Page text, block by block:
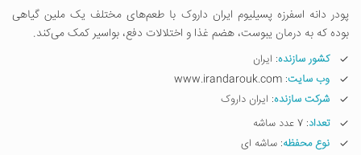
پودر دانه اسفرزه پسیلیوم ایران داروک با طعم‌های مختلف یک ملین گیاهی
بوده که به درمان یبوست، هضم غذا و اختلالات دفع، بواسیر کمک می‌کند.
کشور سازنده: ایران
وب سایت: www.irandarouk.com
شرکت سازنده: ایران داروک
تعداد: 7 عدد ساشه
نوع محفظه: ساشه ای